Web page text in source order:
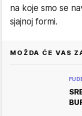
na koje smo se
sjajnoj formi.
MOŽDA ĆE VAS